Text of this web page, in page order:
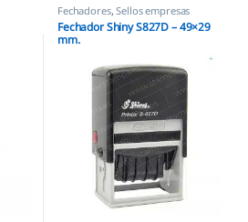
Fechadores,Sellos empresas
Fechador Shiny S827D – 49×29
mm.